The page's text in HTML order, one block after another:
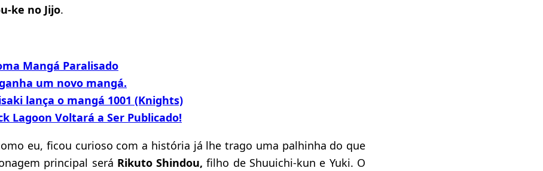
ke no Jijo.
Mangá Paralisado
um novo mangá.
lança o mangá 1001 (Knights)
Lagoon Voltará a Ser Publicado!
eu, ficou curioso com a história já lhe trago uma palhinha do que
principal será Rikuto Shindou, filho de Shuuichi-kun e Yuki. O